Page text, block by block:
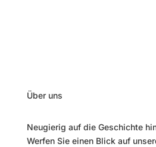
Über uns
Neugierig auf die Geschichte
Werfen Sie einen Blick auf